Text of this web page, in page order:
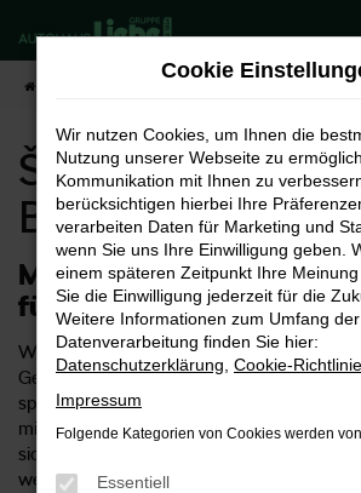
Zum
Hauptinhalt
springen
Škoda kaufen für
Škoda kaufen für
Braunschweig
Mit einem Škoda
für Braunschweig
Wir vom Škoda Autohaus Liebe haben uns
Gebrauchtwagen von Škoda, auch für
spezialisiert. Unser Autohaus existiert seit
mittlerweile neun Standorte. Auf diese
sicher, dass der Weg zu Ihrem Škoda in
weit ist und Sie uns optimal erreichen. Wir
Cookie
Wir nutzen Cookies, um Ihnen die
Nutzung unserer Webseite zu
Kommunikation mit Ihnen zu
berücksichtigen hierbei Ihre
verarbeiten Daten für Marketing und
wenn Sie uns Ihre Einwilligung geben.
einem späteren Zeitpunkt Ihre
Sie die Einwilligung jederzeit für die
Weitere Informationen zum Umfang der
Datenverarbeitung finden Sie hier:
Datenschutzerklärung Cookie-Richtlinie
Impressum
Folgende Kategorien von Cookies werden
Essentiell